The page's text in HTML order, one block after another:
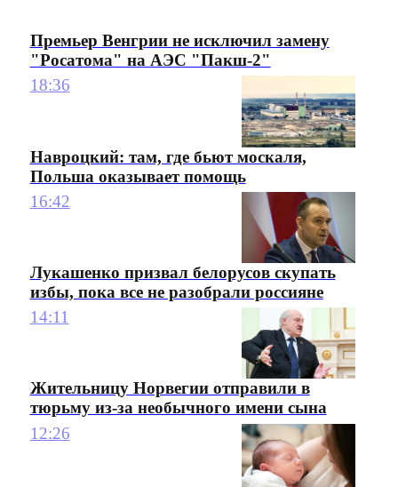
Премьер Венгрии не исключил замену
"Росатома" на АЭС "Пакш-2"
18:36
Навроцкий: там, где бьют москаля,
Польша оказывает помощь
16:42
Лукашенко призвал белорусов скупать
избы, пока все не разобрали россияне
14:11
Жительницу Норвегии отправили в
тюрьму из-за необычного имени сына
12:26